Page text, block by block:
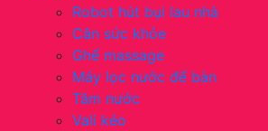
Robot hút bụi lau nhà
Cân sức khỏe
Ghế massage
Máy lọc nước để bàn
Tăm nước
Vali kéo